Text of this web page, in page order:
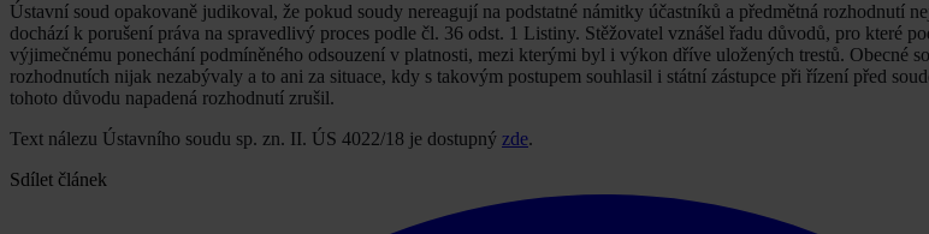
Ústavní soud opakovaně judikoval, že pokud soudy nereagují na podstatné námitky účastníků a předmětná rozhodnutí
dochází k porušení práva na spravedlivý proces podle čl. 36 odst. 1 Listiny. Stěžovatel vznášel řadu důvodů, pro které
výjimečnému ponechání podmíněného odsouzení v platnosti, mezi kterými byl i výkon dříve uložených trestů. Obecné
rozhodnutích nijak nezabývaly a to ani za situace, kdy s takovým postupem souhlasil i státní zástupce při řízení před
tohoto důvodu napadená rozhodnutí zrušil.
Text nálezu Ústavního soudu sp. zn. II. ÚS 4022/18 je dostupný zde.
Sdílet článek